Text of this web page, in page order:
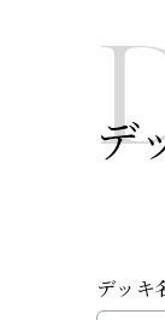
デ
デッキ